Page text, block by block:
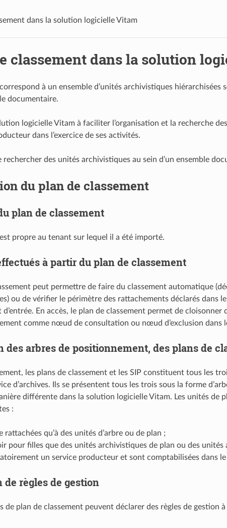
dans la solution logicielle Vitam
classement dans la solution
à un ensemble d’unités archivistiques
documentaire.
logicielle Vitam à faciliter l’organisation et la recherche
dans l’exercice de ses activités.
rechercher des unités archivistiques au sein d’un ensemble
du plan de classement
plan de classement
propre au tenant sur lequel il a été importé.
à partir du plan de classement
peut permettre de faire du classement automatique
ou de vérifier le périmètre des rattachements déclarés dans
En accès, le plan de classement permet de cloisonner
comme nœud de consultation ou nœud d’exclusion dans
des arbres de positionnement, des plans de
les plans de classement et les SIP constituent tous les
d’archives. Ils se présentent tous les trois sous la forme
différente dans la solution logicielle Vitam. Les unités de
:
rattachées qu’à des unités d’arbre ou de plan ;
pour filles que des unités archivistiques de plan ou des unités
un service producteur et sont comptabilisées dans
de règles de gestion
de plan de classement peuvent déclarer des règles de gestion